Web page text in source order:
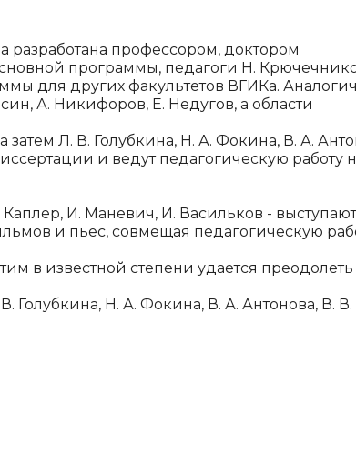
разработана профессором, доктором
программы, педагоги Н.
для других факуль­тетов ВГИКа.
А. Никифо­ров, Е. Недугов, а области
Л. В. Голубкина, Н. А. Фокина, В. А.
и ведут пе­дагогическую работу
И. Маневич, И. Васильков -
и пьес, совмещая педагогическую
в известной степени уда­ется преодолеть
Н. А. Фокина, В. А. Антоно­ва, В. В.